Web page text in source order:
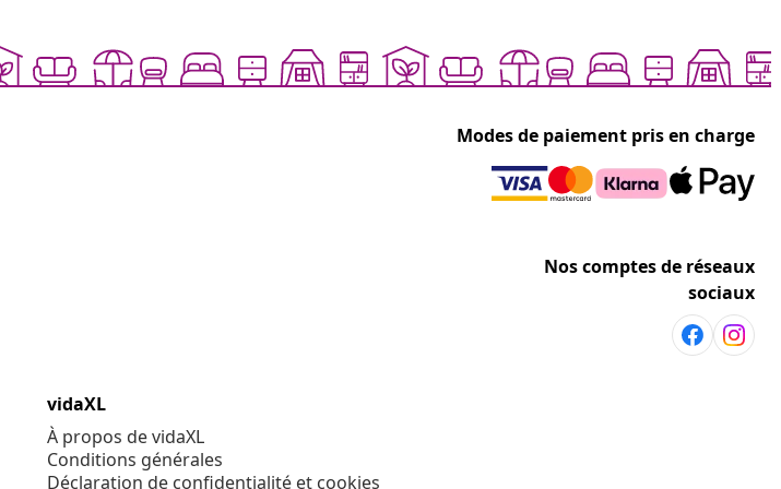
Modes de paiement pris en charge
Nos comptes de réseaux
sociaux
vidaXL
À propos de vidaXL
Conditions générales
Déclaration de confidentialité et cookies